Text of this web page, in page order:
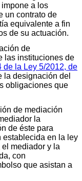
a los
un contrato de
equivalente a fin
de su actuación.
de
las instituciones de
de la Ley 5/2012, de
la designación del
obligaciones que
de mediación
la
de éste para
establecida en la ley
mediador y la
con
que asistan a